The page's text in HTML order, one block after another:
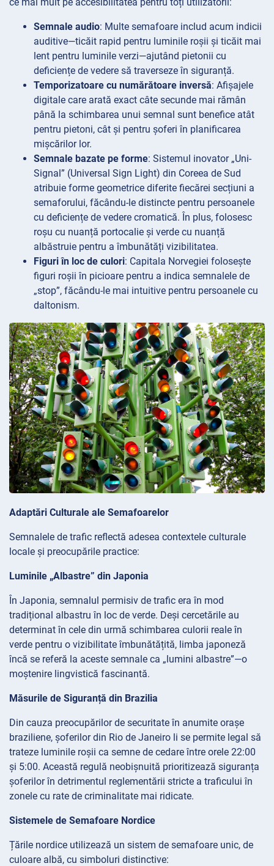
Semnale audio: Multe semafoare includ acum indicii
auditive—ticăit rapid pentru luminile roșii și ticăit mai
lent pentru luminile verzi—ajutând pietonii cu
deficiențe de vedere să traverseze în siguranță.
Temporizatoare cu numărătoare inversă: Afișajele
digitale care arată exact câte secunde mai rămân
până la schimbarea unui semnal sunt benefice atât
pentru pietoni, cât și pentru șoferi în planificarea
mișcărilor lor.
Semnale bazate pe forme: Sistemul inovator „Uni-
Signal” (Universal Sign Light) din Coreea de Sud
atribuie forme geometrice diferite fiecărei secțiuni a
semaforului, făcându-le distincte pentru persoanele
cu deficiențe de vedere cromatică. În plus, folosesc
roșu cu nuanță portocalie și verde cu nuanță
albăstruie pentru a îmbunătăți vizibilitatea.
Figuri în loc de culori: Capitala Norvegiei folosește
figuri roșii în picioare pentru a indica semnalele de
„stop”, făcându-le mai intuitive pentru persoanele cu
daltonism.
Adaptări Culturale ale Semafoarelor
Semnalele de trafic reflectă adesea contextele culturale
locale și preocupările practice:
Luminile „Albastre” din Japonia
În Japonia, semnalul permisiv de trafic era în mod
tradițional albastru în loc de verde. Deși cercetările au
determinat în cele din urmă schimbarea culorii reale în
verde pentru o vizibilitate îmbunătățită, limba japoneză
încă se referă la aceste semnale ca „lumini albastre”—o
moștenire lingvistică fascinantă.
Măsurile de Siguranță din Brazilia
Din cauza preocupărilor de securitate în anumite orașe
braziliene, șoferilor din Rio de Janeiro li se permite legal să
trateze luminile roșii ca semne de cedare între orele 22:00
și 5:00. Această regulă neobișnuită prioritizează siguranța
șoferilor în detrimentul reglementării stricte a traficului în
zonele cu rate de criminalitate mai ridicate.
Sistemele de Semafoare Nordice
Țările nordice utilizează un sistem de semafoare unic, de
culoare albă, cu simboluri distinctive: